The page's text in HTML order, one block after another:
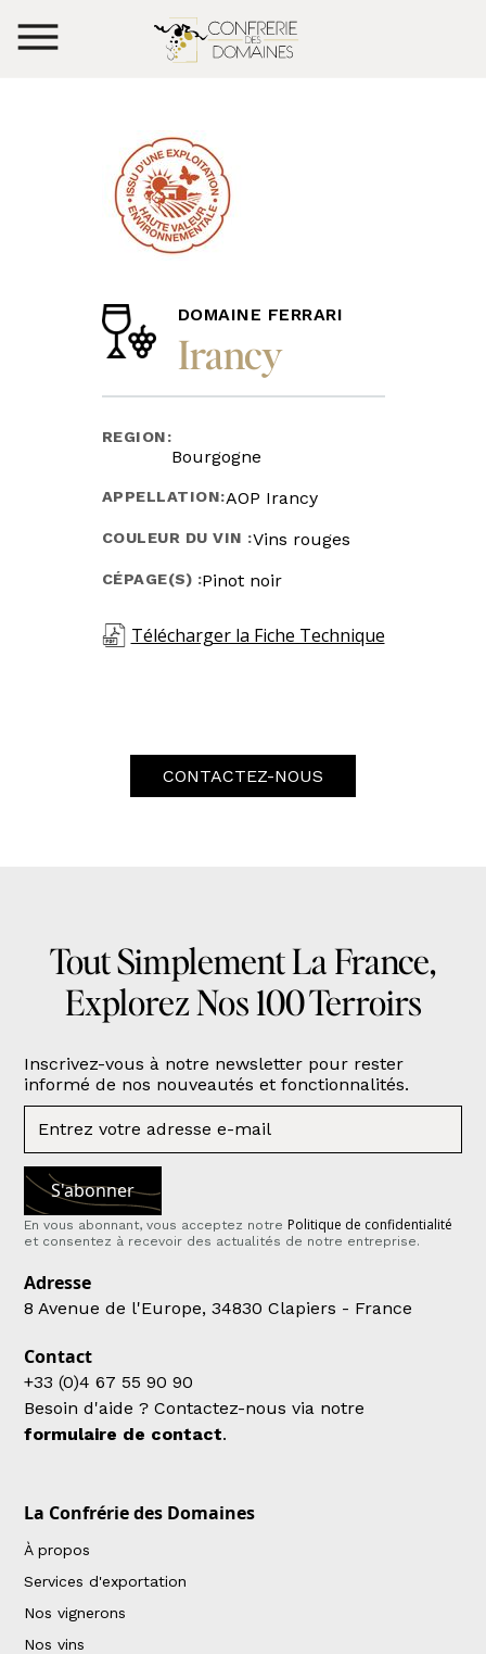
DOMAINE FERRARI
Irancy
REGION:
Bourgogne
APPELLATION:AOP Irancy
COULEUR DU VIN :Vins rouges
CÉPAGE(S) :Pinot noir
Télécharger la Fiche Technique
CONTACTEZ-NOUS
Tout Simplement La France,
Explorez Nos 100 Terroirs
Inscrivez-vous à notre newsletter pour rester
informé de nos nouveautés et fonctionnalités.
En vous abonnant, vous acceptez notre Politique de confidentialité
et consentez à recevoir des actualités de notre entreprise.
Adresse
8 Avenue de l'Europe, 34830 Clapiers - France
Contact
+33 (0)4 67 55 90 90
Besoin d'aide ? Contactez-nous via notre
formulaire de contact.
La Confrérie des Domaines
À propos
Services d'exportation
Nos vignerons
Nos vins